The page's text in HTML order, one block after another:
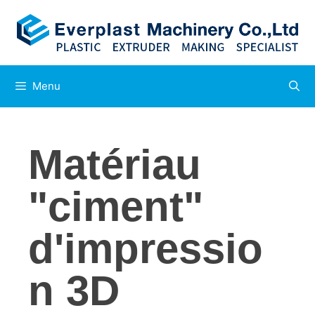
Menu
Matériau
"ciment"
d'impressio
n 3D